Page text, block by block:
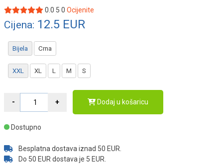
0.0 5 0 Ocijenite
Cijena: 12.5 EUR
Bijela Crna
XXL XL L M S
Dodaj u košaricu
Dostupno
Besplatna dostava iznad 50 EUR.
Do 50 EUR dostava je 5 EUR.